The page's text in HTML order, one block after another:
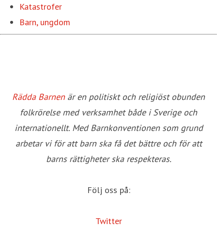
Katastrofer
Barn, ungdom
Rädda Barnen är en politiskt och religiöst obunden
folkrörelse med verksamhet både i Sverige och
internationellt. Med Barnkonventionen som grund
arbetar vi för att barn ska få det bättre och för att
barns rättigheter ska respekteras.
Följ oss på:
Twitter